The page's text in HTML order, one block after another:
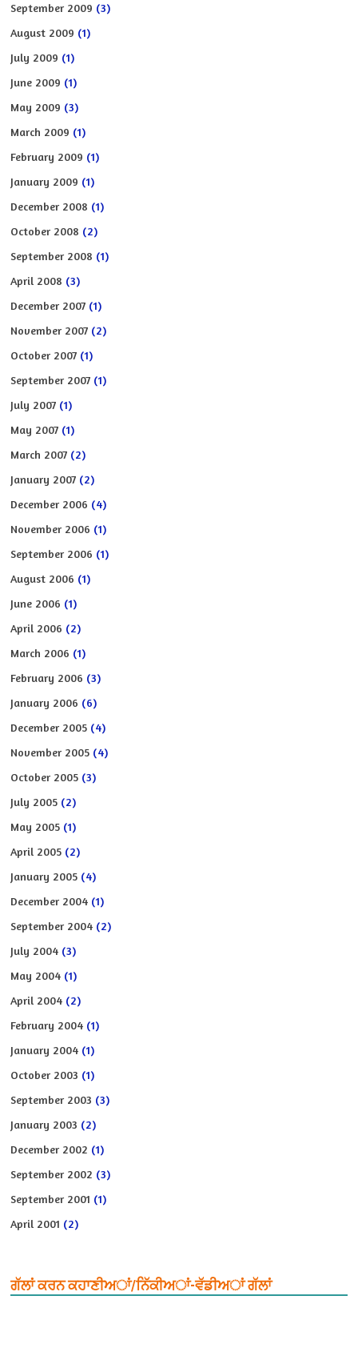
September 2009 (3)
August 2009 (1)
July 2009 (1)
June 2009 (1)
May 2009 (3)
March 2009 (1)
February 2009 (1)
January 2009 (1)
December 2008 (1)
October 2008 (2)
September 2008 (1)
April 2008 (3)
December 2007 (1)
November 2007 (2)
October 2007 (1)
September 2007 (1)
July 2007 (1)
May 2007 (1)
March 2007 (2)
January 2007 (2)
December 2006 (4)
November 2006 (1)
September 2006 (1)
August 2006 (1)
June 2006 (1)
April 2006 (2)
March 2006 (1)
February 2006 (3)
January 2006 (6)
December 2005 (4)
November 2005 (4)
October 2005 (3)
July 2005 (2)
May 2005 (1)
April 2005 (2)
January 2005 (4)
December 2004 (1)
September 2004 (2)
July 2004 (3)
May 2004 (1)
April 2004 (2)
February 2004 (1)
January 2004 (1)
October 2003 (1)
September 2003 (3)
January 2003 (2)
December 2002 (1)
September 2002 (3)
September 2001 (1)
April 2001 (2)
ਗੱਲਾਂ ਕਰਨ ਕਹਾਣੀਅਾਂ/ਨਿੱਕੀਅਾਂ-ਵੱਡੀਅਾਂ ਗੱਲਾਂ